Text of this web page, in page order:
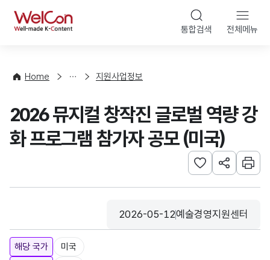
WelCon 통합검색 전체메뉴
Home
사
청
지원사업정보
2026 뮤지컬 창작진 글로벌 역량 강
화 프로그램 참가자 공모 (미국)
관심사 등록하기
URL 공유하
인쇄
등록일
2026-05-12
수집기관
예술경영지원센터
해당 국가
미국